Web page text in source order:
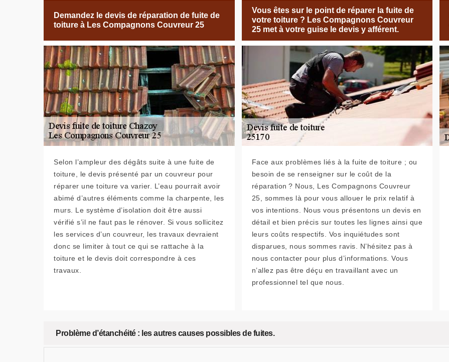
Demandez le devis de réparation de fuite de
toiture à Les Compagnons Couvreur 25
Selon l’ampleur des dégâts suite à une fuite de
toiture, le devis présenté par un couvreur pour
réparer une toiture va varier. L’eau pourrait avoir
abimé d’autres éléments comme la charpente, les
murs. Le système d’isolation doit être aussi
vérifié s’il ne faut pas le rénover. Si vous sollicitez
les services d’un couvreur, les travaux devraient
donc se limiter à tout ce qui se rattache à la
toiture et le devis doit correspondre à ces
travaux.
Vous êtes sur le point de réparer la fuite de
votre toiture ? Les Compagnons Couvreur
25 met à votre guise le devis y afférent.
Face aux problèmes liés à la fuite de toiture ; ou
besoin de se renseigner sur le coût de la
réparation ? Nous, Les Compagnons Couvreur
25, sommes là pour vous allouer le prix relatif à
vos intentions. Nous vous présentons un devis en
détail et bien précis sur toutes les lignes ainsi que
leurs coûts respectifs. Vos inquiétudes sont
disparues, nous sommes ravis. N’hésitez pas à
nous contacter pour plus d’informations. Vous
n’allez pas être déçu en travaillant avec un
professionnel tel que nous.
Problème d’étanchéité : les autres causes possibles de fuites.